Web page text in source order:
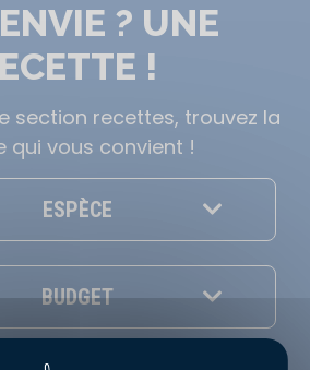
? UNE
!
section recettes, trouvez la
qui vous convient !
ESPÈCE
BUDGET